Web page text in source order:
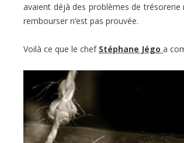
avaient déjà des problèmes de
rembourser n’est pas prouvée.
Voilà ce que le chef Stéphane Jégo a